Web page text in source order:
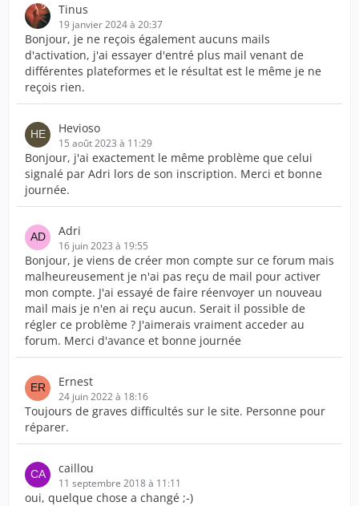
Tinus
19 janvier 2024 à 20:37
Bonjour, je ne reçois également aucuns mails
d'activation, j'ai essayer d'entré plus mail venant de
différentes plateformes et le résultat est le même je ne
reçois rien.
Hevioso
15 août 2023 à 11:29
Bonjour, j'ai exactement le même problème que celui
signalé par Adri lors de son inscription. Merci et bonne
journée.
Adri
16 juin 2023 à 19:55
Bonjour, je viens de créer mon compte sur ce forum mais
malheureusement je n'ai pas reçu de mail pour activer
mon compte. J'ai essayé de faire réenvoyer un nouveau
mail mais je n'en ai reçu aucun. Serait il possible de
régler ce problème ? J'aimerais vraiment acceder au
forum. Merci d'avance et bonne journée
Ernest
24 juin 2022 à 18:16
Toujours de graves difficultés sur le site. Personne pour
réparer.
caillou
11 septembre 2018 à 11:11
oui, quelque chose a changé ;-)